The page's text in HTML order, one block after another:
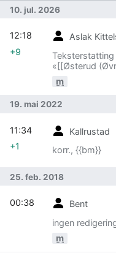
10. jul. 2026
Aslak
«[[Østerud
m
12:18
+9
19. mai 2022
Kallrustad
korr., {{bm}}
11:34
+1
25. feb. 2018
Bent
ingen
m
00:38